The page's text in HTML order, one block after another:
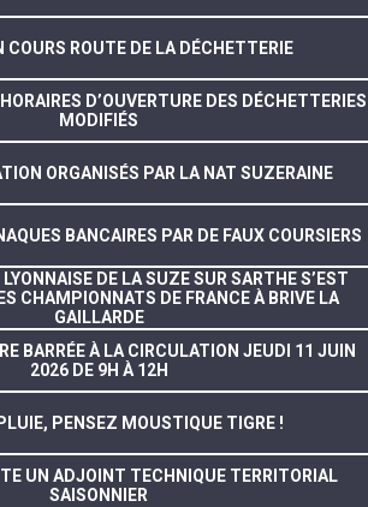
COURS ROUTE DE LA DÉCHETTERIE
D’OUVERTURE DES DÉCHETTERIES
MODIFIÉS
ORGANISÉS PAR LA NAT SUZERAINE
BANCAIRES PAR DE FAUX COURSIERS
DE LA SUZE SUR SARTHE S’EST
CHAMPIONNATS DE FRANCE À BRIVE LA
GAILLARDE
BARRÉE À LA CIRCULATION JEUDI 11 JUIN
2026 DE 9H À 12H
PENSEZ MOUSTIQUE TIGRE !
UN ADJOINT TECHNIQUE TERRITORIAL
SAISONNIER